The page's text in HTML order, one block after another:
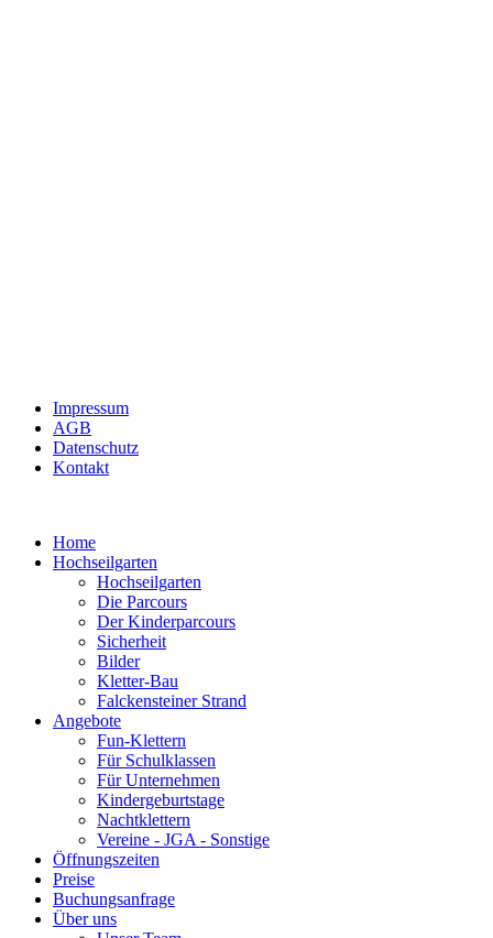
Impressum
AGB
Datenschutz
Kontakt
Home
Hochseilgarten
Hochseilgarten
Die Parcours
Der Kinderparcours
Sicherheit
Bilder
Kletter-Bau
Falckensteiner Strand
Angebote
Fun-Klettern
Für Schulklassen
Für Unternehmen
Kindergeburtstage
Nachtklettern
Vereine - JGA - Sonstige
Öffnungszeiten
Preise
Buchungsanfrage
Über uns